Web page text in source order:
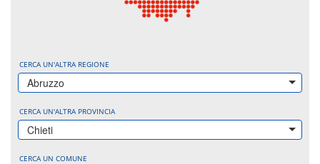
CERCA UN'ALTRA REGIONE
Abruzzo
CERCA UN'ALTRA PROVINCIA
Chieti
CERCA UN COMUNE